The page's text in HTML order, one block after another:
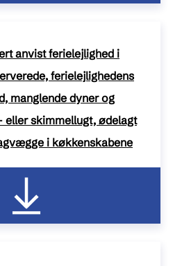
anvist ferielejlighed i
ferielejlighedens
manglende dyner og
eller skimmellugt, ødelagt
i køkkenskabene